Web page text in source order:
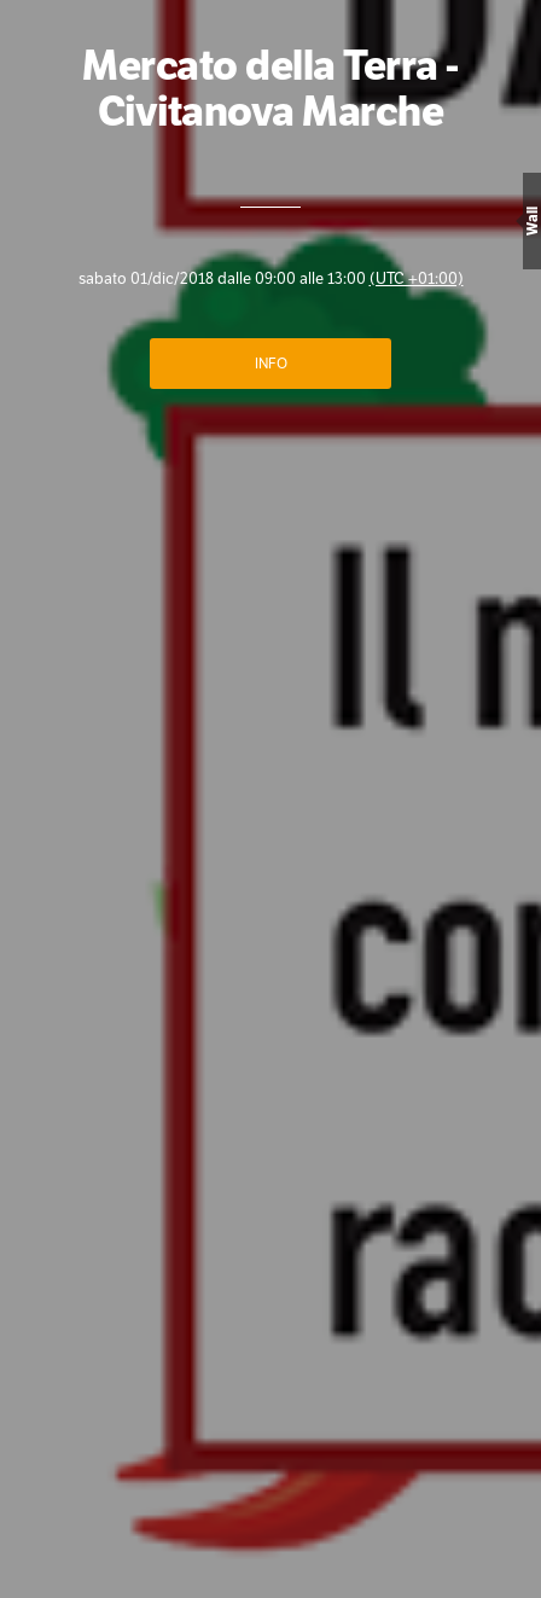
Mercato della Terra -
Civitanova Marche
sabato 01/dic/2018 dalle 09:00 alle 13:00 (UTC +01:00)
INFO
Wall